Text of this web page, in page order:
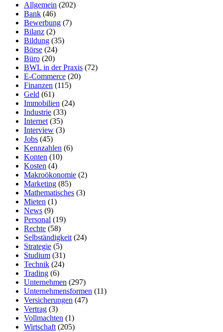
Allgemein (202)
Bank (46)
Bewerbung (7)
Bilanz (2)
Bildung (35)
Börse (24)
Büro (20)
BWL in der Praxis (72)
E-Commerce (20)
Finanzen (115)
Geld (61)
Immobilien (24)
Industrie (33)
Internet (35)
Interview (3)
Jobs (45)
Kennzahlen (6)
Konten (10)
Kosten (4)
Makroökonomie (2)
Marketing (85)
Mathematisches (3)
Mieten (1)
News (9)
Personal (19)
Rechte (58)
Selbständigkeit (24)
Strategie (5)
Studium (31)
Technik (24)
Trading (6)
Unternehmen (297)
Unternehmensformen (11)
Versicherungen (47)
Vertrag (3)
Vollmachten (1)
Wirtschaft (205)